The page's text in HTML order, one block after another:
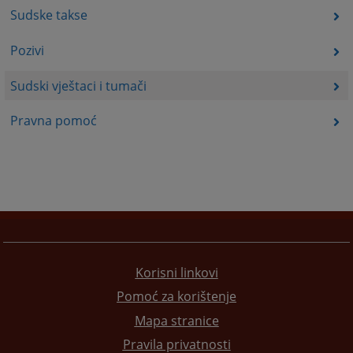
Sudske takse
Pozivi
Sudski vještaci i tumači
Pravna pomoć
Korisni linkovi
Pomoć za korištenje
Mapa stranice
Pravila privatnosti